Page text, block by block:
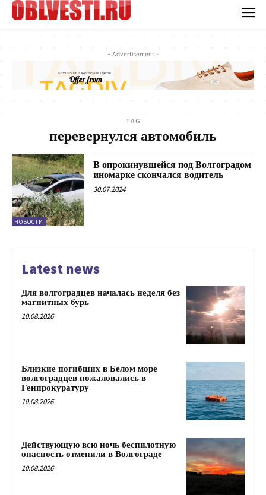
- Advertisement -
TAG
перевернулся автомобиль
НОВОСТИ
В опрокинувшейся под Волгоградом
иномарке скончался водитель
30.07.2024
Latest news
Для волгоградцев началась неделя без
магнитных бурь
10.08.2026
Близкие погибших в Белом море
волгоградцев пожаловались в
Генпрокуратуру
10.08.2026
Действующую всю ночь беспилотную
опасность отменили в Волгограде
10.08.2026